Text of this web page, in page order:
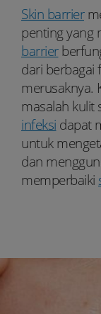
Skin barrier
penting yang
barrier
dari berbagai
merusaknya.
masalah kulit
infeksi dapat
untuk
dan
memperbaiki